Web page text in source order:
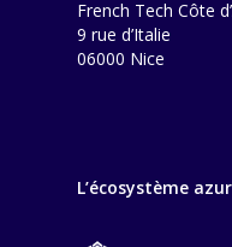
French Tech Côte
9 rue d’Italie
06000 Nice
L’écosystème